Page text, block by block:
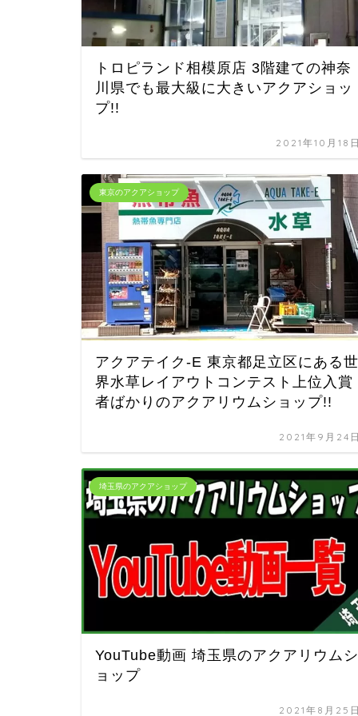
トロピランド相模原店 3階建ての神奈
川県でも最大級に大きいアクアショッ
プ!!
2021年10月18日
東京のアクアショップ
アクアテイク-E 東京都足立区にある世
界水草レイアウトコンテスト上位入賞
者ばかりのアクアリウムショップ!!
2021年9月24日
埼玉県のアクアショップ
YouTube動画 埼玉県のアクアリウムシ
ョップ
2021年8月25日